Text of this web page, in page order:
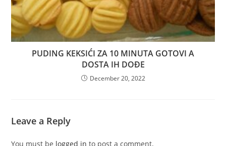
PUDING KEKSIĆI ZA 10 MINUTA GOTOVI A
DOSTA IH DOĐE
December 20, 2022
Leave a Reply
You must be logged in to post a comment.